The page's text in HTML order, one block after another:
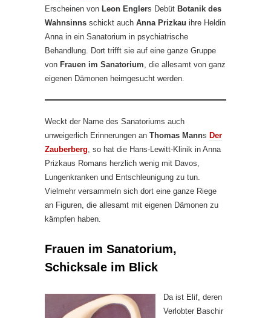
Erscheinen von Leon Englers Debüt Botanik des
Wahnsinns schickt auch Anna Prizkau ihre Heldin
Anna in ein Sanatorium in psychiatrische
Behandlung. Dort trifft sie auf eine ganze Gruppe
von Frauen im Sanatorium , die allesamt von ganz
eigenen Dämonen heimgesucht werden.
Weckt der Name des Sanatoriums auch
unweigerlich Erinnerungen an Thomas Manns Der
Zauberberg , so hat die Hans-Lewitt-Klinik in Anna
Prizkaus Romans herzlich wenig mit Davos,
Lungenkranken und Entschleunigung zu tun.
Vielmehr versammeln sich dort eine ganze Riege
an Figuren, die allesamt mit eigenen Dämonen zu
kämpfen haben.
Frauen im Sanatorium,
Schicksale im Blick
Da ist Elif, deren
Verlobter Baschir